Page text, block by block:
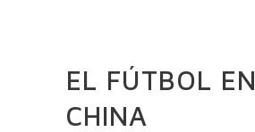
EL FÚTBOL EN
CHINA